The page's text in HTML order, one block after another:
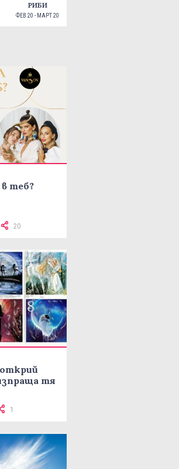
РИБИ
ФЕВ 20 - МАРТ 20
теб?
20
тя
1